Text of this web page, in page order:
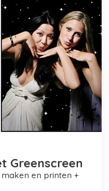
Greenscreen